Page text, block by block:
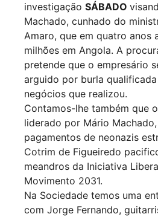
investigação SÁBADO
Machado, cunhado do
Amaro, que em quatro anos
milhões em Angola. A
pretende que o empresário
arguido por burla
negócios que realizou.
Contamos-lhe também que
liderado por Mário
pagamentos de neonazis
Cotrim de Figueiredo
meandros da Iniciativa
Movimento 2031.
Na Sociedade temos uma
com Jorge Fernando,